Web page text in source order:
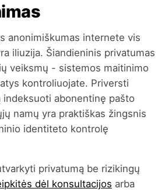
anonimiškumas internete vis
iliuzija. Šiandieninis privatumas
veiksmų - sistemos maitinimo
kontroliuojate. Priversti
abonentinę pašto
namų yra praktiškas žingsnis
identiteto kontrolę
privatumą be rizikingų
dėl konsultacijos arba